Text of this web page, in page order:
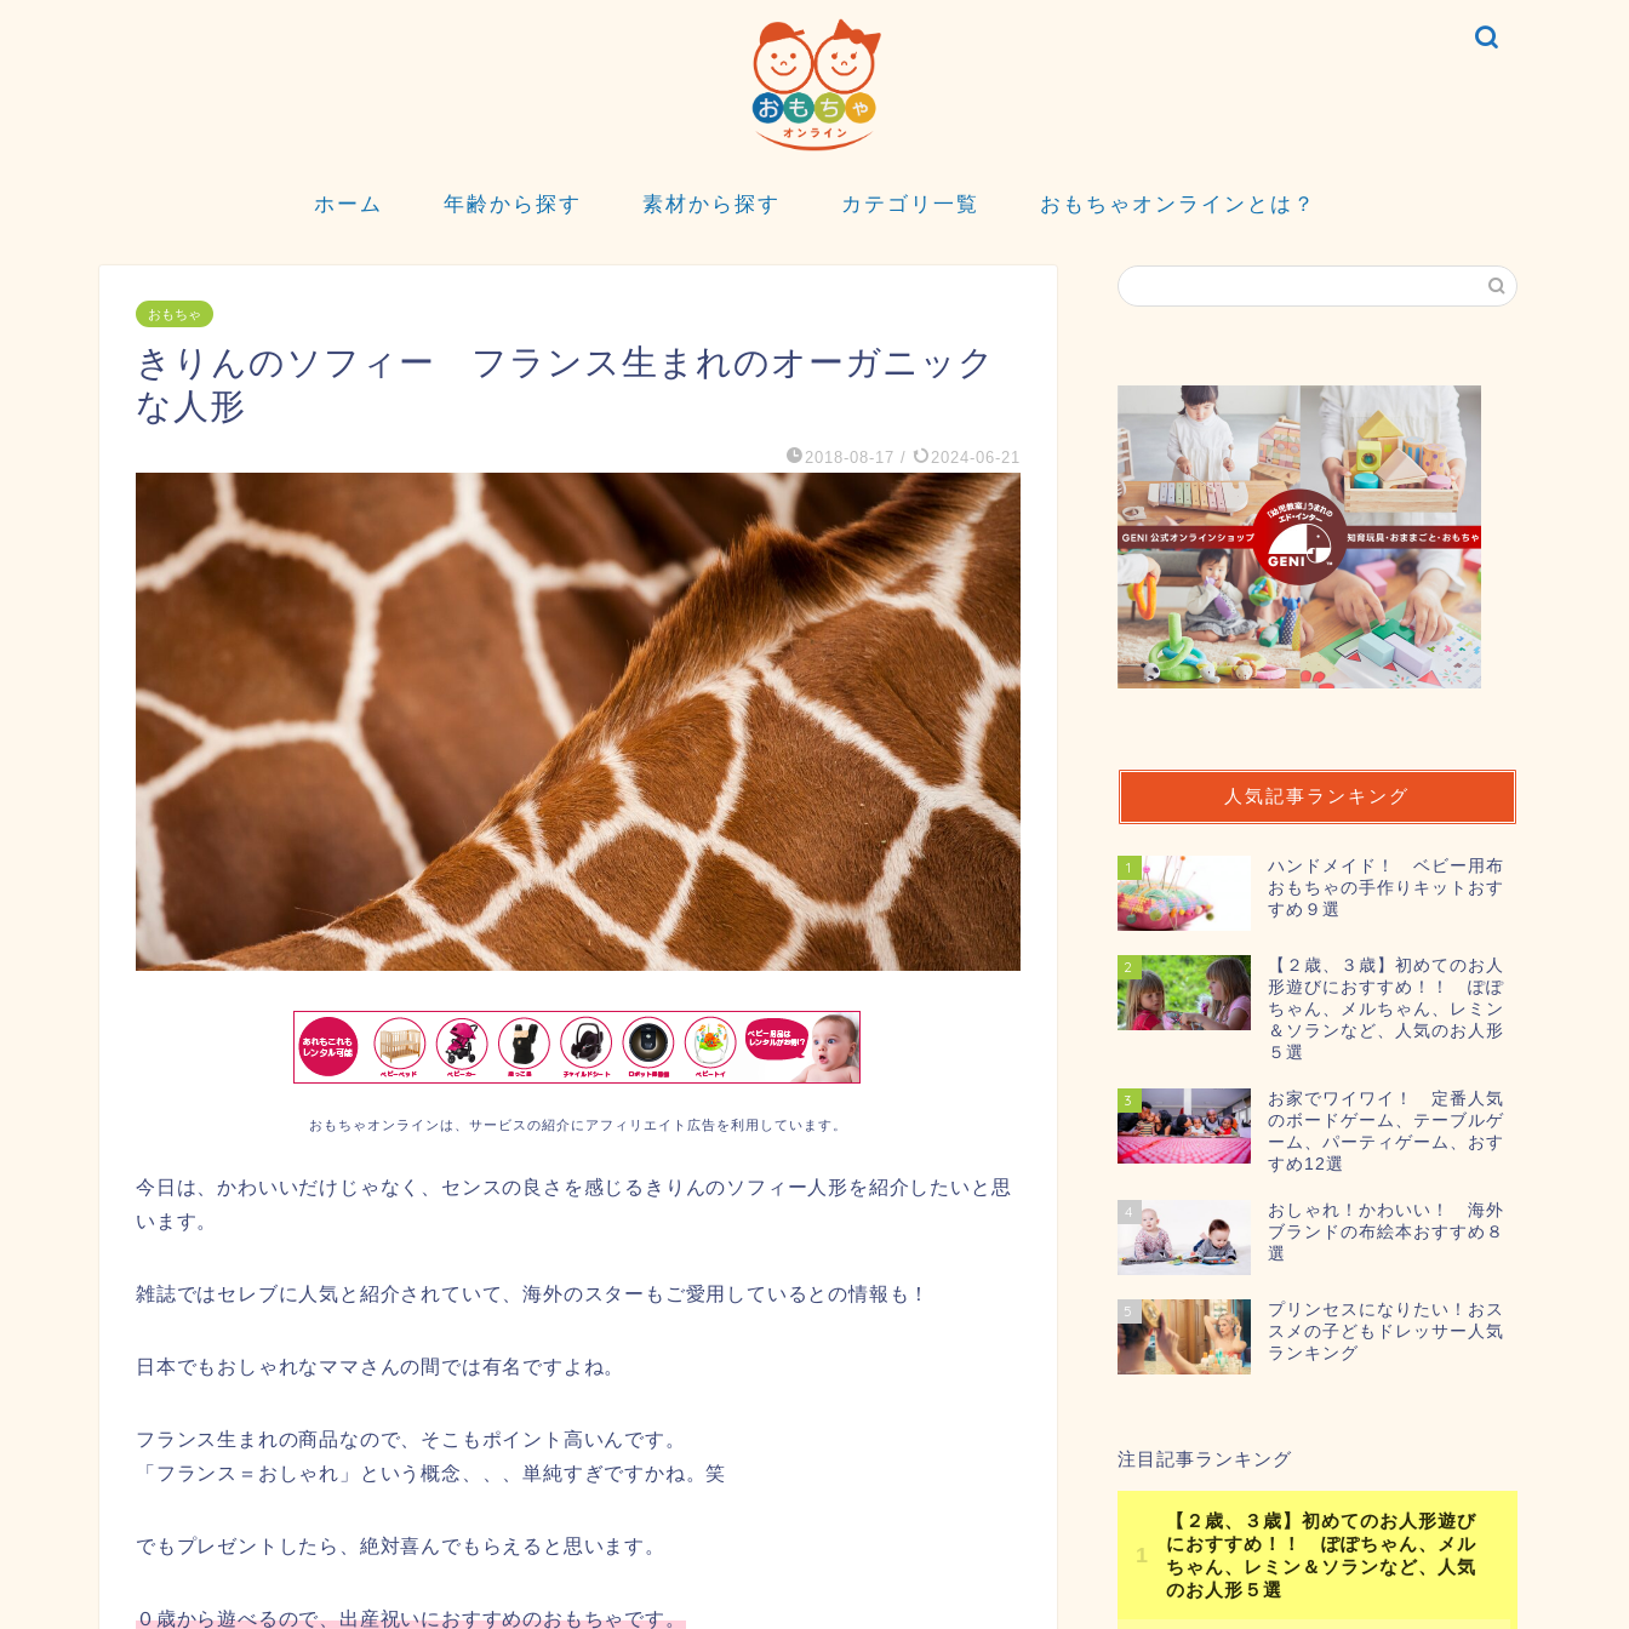
ホーム 年齢から探す 素材から探す カテゴリ一覧 おもちゃオンラインとは？
おもちゃ
きりんのソフィー フランス生まれのオーガニック
な人形
2018-08-17 / 2024-06-21
おもちゃオンラインは、サービスの紹介にアフィリエイト広告を利用しています。
今日は、かわいいだけじゃなく、センスの良さを感じるきりんのソフィー人形を紹介したいと思
います。
雑誌ではセレブに人気と紹介されていて、海外のスターもご愛用しているとの情報も！
日本でもおしゃれなママさんの間では有名ですよね。
フランス生まれの商品なので、そこもポイント高いんです。
「フランス＝おしゃれ」という概念、、、単純すぎですかね。笑
でもプレゼントしたら、絶対喜んでもらえると思います。
０歳から遊べるので、出産祝いにおすすめのおもちゃです。
人気記事ランキング
1
ハンドメイド！ ベビー用布
おもちゃの手作りキットおす
すめ９選
2
【２歳、３歳】初めてのお人
形遊びにおすすめ！！ ぽぽ
ちゃん、メルちゃん、レミン
＆ソランなど、人気のお人形
５選
3
お家でワイワイ！ 定番人気
のボードゲーム、テーブルゲ
ーム、パーティゲーム、おす
すめ12選
4
おしゃれ！かわいい！ 海外
ブランドの布絵本おすすめ８
選
5
プリンセスになりたい！おス
スメの子どもドレッサー人気
ランキング
注目記事ランキング